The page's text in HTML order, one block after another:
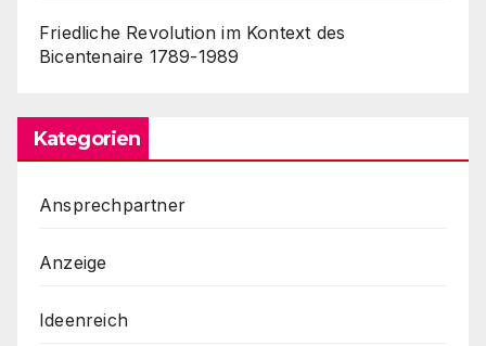
Friedliche Revolution im Kontext des
Bicentenaire 1789-1989
Kategorien
Ansprechpartner
Anzeige
Ideenreich